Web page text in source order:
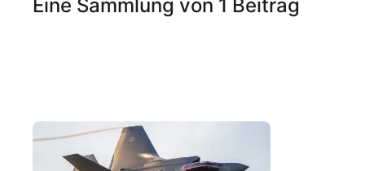
Eine Sammlung von 1 Beitrag